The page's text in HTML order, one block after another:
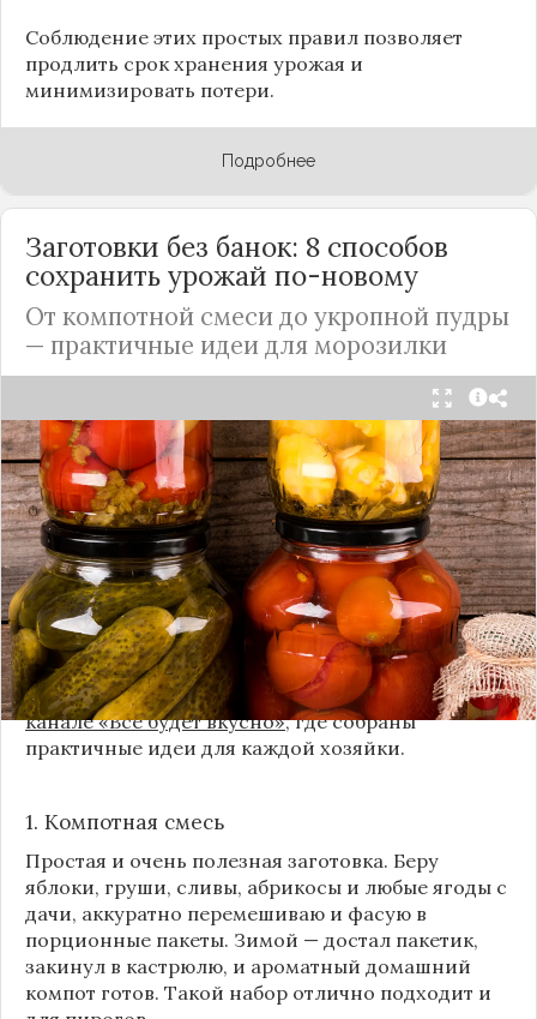
Соблюдение этих простых правил позволяет
продлить срок хранения урожая и
минимизировать потери.
Подробнее
Заготовки без банок: 8 способов
сохранить урожай по-новому
От компотной смеси до укропной пудры
— практичные идеи для морозилки
Каждый год, когда приходит пора богатого
урожая, я стараюсь сохранить максимум летних
витаминов. Закатки в банки — это, безусловно,
классика, которая никуда не уходит из нашей
жизни. Но современный подход к хранению
продуктов показывает, что есть и более простые,
быстрые и удобные способы.
Сегодня я делюсь своими любимыми рецептами
без банок и долгих стерилизаций. Подробнее и с
пошаговыми инструкциями их можно найти на
канале «Все будет вкусно», где собраны
практичные идеи для каждой хозяйки.
1. Компотная смесь
Простая и очень полезная заготовка. Беру
яблоки, груши, сливы, абрикосы и любые ягоды с
дачи, аккуратно перемешиваю и фасую в
порционные пакеты. Зимой — достал пакетик,
закинул в кастрюлю, и ароматный домашний
компот готов. Такой набор отлично подходит и